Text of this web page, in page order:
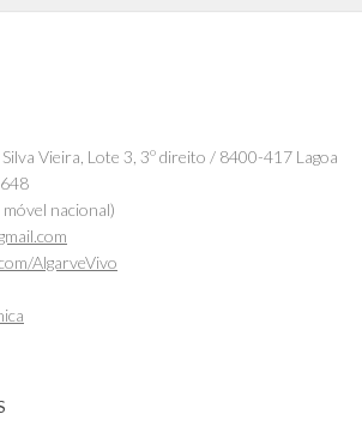
Vieira, Lote 3, 3º direito / 8400-417 Lagoa
nacional)
AlgarveVivo